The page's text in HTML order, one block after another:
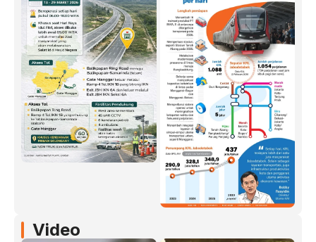
Video